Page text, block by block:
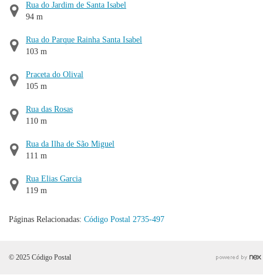
Rua do Jardim de Santa Isabel
94 m
Rua do Parque Rainha Santa Isabel
103 m
Praceta do Olival
105 m
Rua das Rosas
110 m
Rua da Ilha de São Miguel
111 m
Rua Elias Garcia
119 m
Páginas Relacionadas: Código Postal 2735-497
© 2025 Código Postal